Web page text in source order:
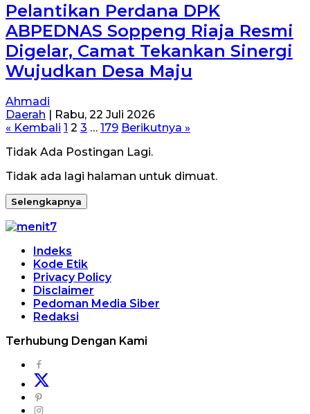
Pelantikan Perdana DPK
ABPEDNAS Soppeng Riaja Resmi
Digelar, Camat Tekankan Sinergi
Wujudkan Desa Maju
Ahmadi
Daerah | Rabu, 22 Juli 2026
Paginasi
pos
« Kembali 1 2 3 … 179 Berikutnya »
Tidak Ada Postingan Lagi.
Tidak ada lagi halaman untuk dimuat.
Selengkapnya
Indeks
Kode Etik
Privacy Policy
Disclaimer
Pedoman Media Siber
Redaksi
Terhubung Dengan Kami